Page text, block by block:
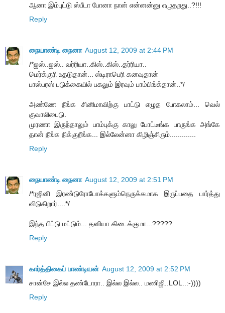
ஆனா இம்புட்டு ஸ்பீடா போனா நான் என்னன்னு எழுதறது..?!!!
Reply
நையாண்டி நைனா August 12, 2009 at 2:44 PM
/*ஐஸ்..ஐஸ்.. வர்ரியா..கிஸ்..கிஸ்..தர்ரியா..
மெர்க்குரி உதடுதான்... ஸ்டிராபெரி கனவுதான்
பாஸ்பரஸ் படுக்கையில் பகலும் இரவும் பாம்பிங்க்தான்..*/
அண்ணே நீங்க சினிமாவிற்கு பாட்டு எழுத போகலாம்... வெல்
குவாலிபைடு.
முரணா இருந்தாலும் பாம்புக்கு காலு போட்டீங்க பாருங்க அங்கே
தான் நீங்க நிக்குறீங்க... இல்லேன்னா கிழிஞ்சிரும்.............
Reply
நையாண்டி நைனா August 12, 2009 at 2:51 PM
/*ரஜினி இரண்டுரோபோக்களும்நெருக்கமாக இருப்பதை பார்த்து
விடுகிறார்....*/
இந்த பிட்டு மட்டும்... தனியா கிடைக்குமா...?????
Reply
கார்த்திகைப் பாண்டியன் August 12, 2009 at 2:52 PM
சான்சே இல்ல தண்டோரா.. இல்ல இல்ல.. மணிஜி..LOL..:-))))
Reply